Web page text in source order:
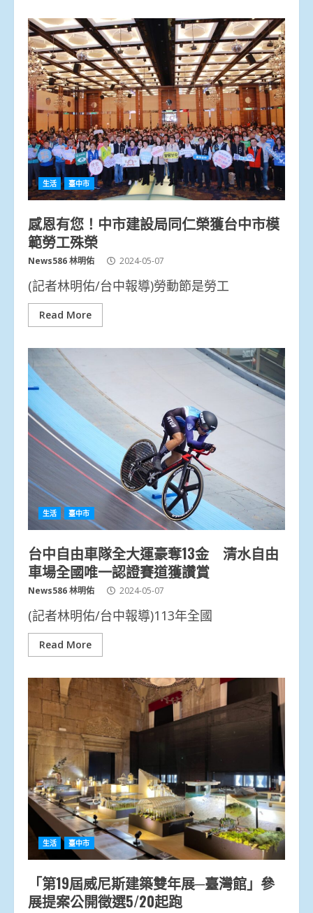
生活 臺中市
感恩有您！中市建設局同仁榮獲台中市模
範勞工殊榮
News586 林明佑 2024-05-07
(記者林明佑/台中報導)勞動節是勞工
Read More
生活 臺中市
台中自由車隊全大運豪奪13金 清水自由
車場全國唯一認證賽道獲讚賞
News586 林明佑 2024-05-07
(記者林明佑/台中報導)113年全國
Read More
生活 臺中市
「第19屆威尼斯建築雙年展─臺灣館」參
展提案公開徵選5/20起跑